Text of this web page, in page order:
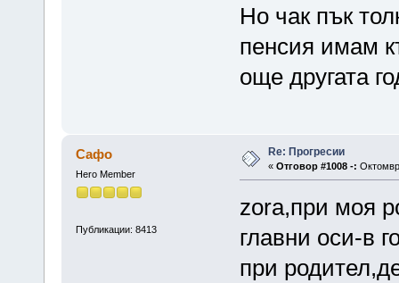
Но чак пък
пенсия имам
още другата
Сафо
Hero Member
Публикации: 8413
Re: Прогресии
« Отговор #1008 -:
zora,при моя
главни оси-в
при